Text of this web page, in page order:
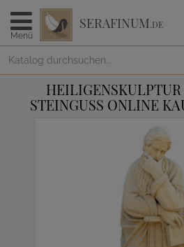
Menü
SERAFINUM.DE
HEILIGENSKULPTUR
STEINGUSS ONLINE